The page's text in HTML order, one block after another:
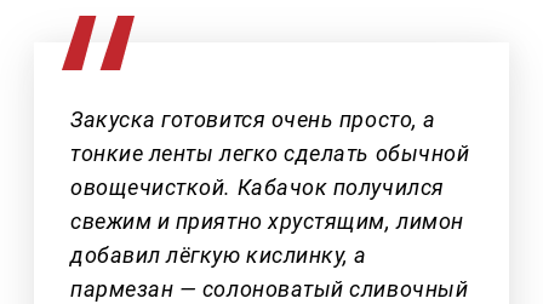
Закуска готовится очень просто, а
тонкие ленты легко сделать обычной
овощечисткой. Кабачок получился
свежим и приятно хрустящим, лимон
добавил лёгкую кислинку, а
пармезан — солоноватый сливочный